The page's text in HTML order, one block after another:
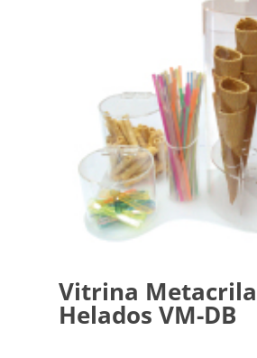
Vitrina
Helados VM-DB